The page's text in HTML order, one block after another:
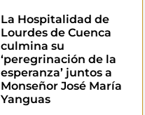
La Hospitalidad de
Lourdes de Cuenca
culmina su
‘peregrinación de la
esperanza’ juntos a
Monseñor José María
Yanguas